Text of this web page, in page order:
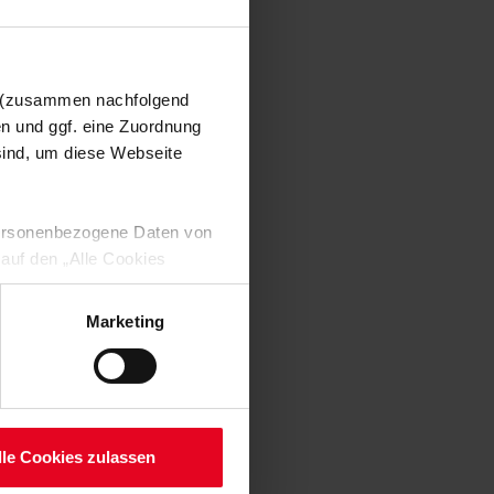
nachfolgend
und ggf. eine Zuordnung
um diese Webseite
Daten von
den „Alle Cookies
Verarbeitung Ihrer
Art. 6 Abs. 1 lit. a DSGVO
Ihre etwaig erteilten
Marketing
Cookies zulassen